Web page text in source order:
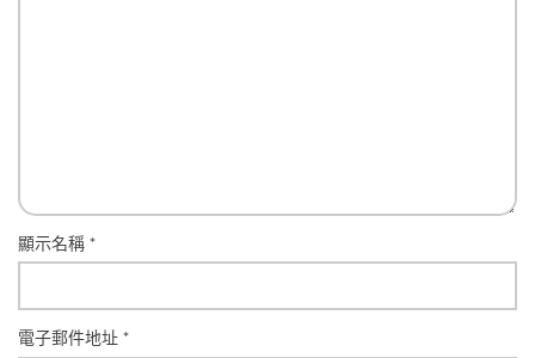
顯示名稱 *
電子郵件地址 *